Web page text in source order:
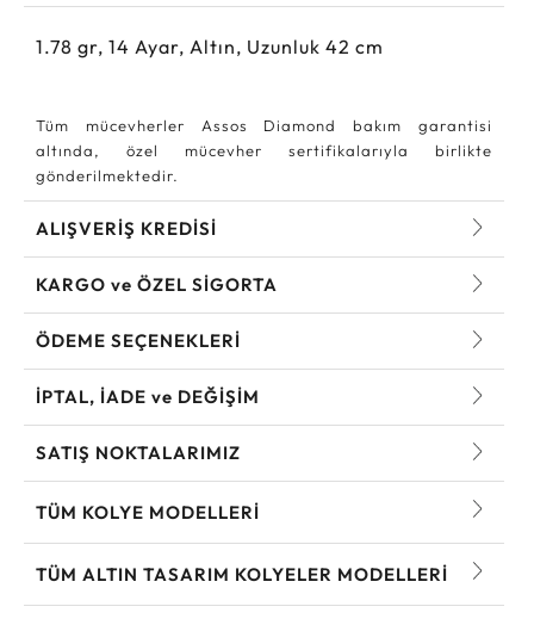
1.78 gr, 14 Ayar, Altın, Uzunluk 42 cm
Tüm mücevherler Assos Diamond bakım garantisi
altında, özel mücevher sertifikalarıyla birlikte
gönderilmektedir.
ALIŞVERİŞ KREDİSİ
KARGO ve ÖZEL SİGORTA
ÖDEME SEÇENEKLERİ
İPTAL, İADE ve DEĞİŞİM
SATIŞ NOKTALARIMIZ
TÜM KOLYE MODELLERI
TÜM ALTIN TASARIM KOLYELER MODELLERI